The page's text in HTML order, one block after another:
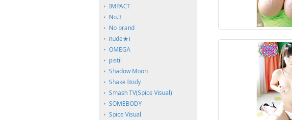
IMPACT
No.3
No brand
nude★i
OMEGA
pistil
Shadow Moon
Shake Body
Smash TV(Spice Visual)
SOMEBODY
Spice Visual